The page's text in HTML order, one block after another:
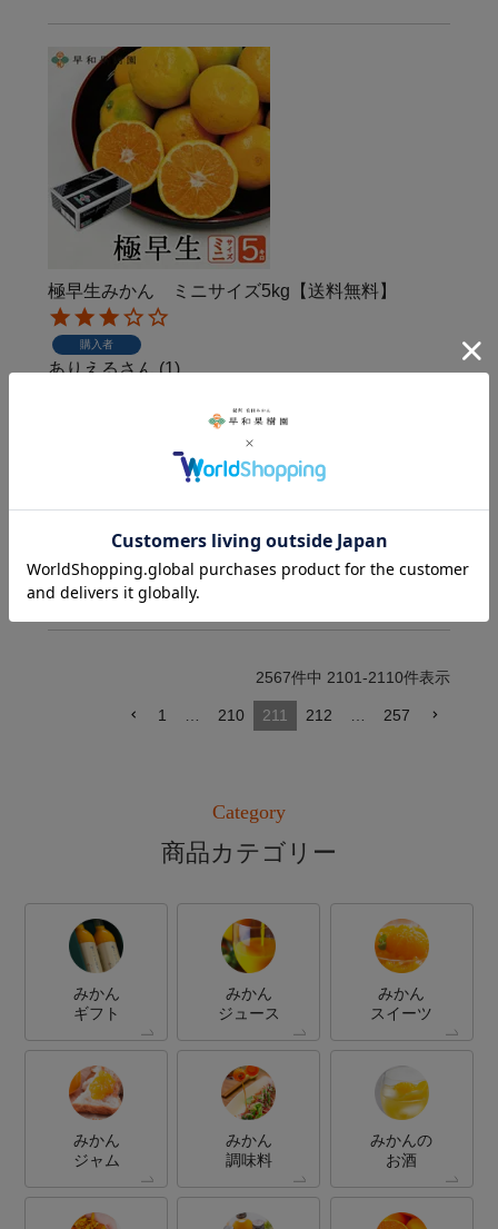
極早生みかん ミニサイズ5kg【送料無料】
購入者
ありえる
1
レビューが高かったので・・・期待しすぎた
のでしょうか
味は普通でした。甘さと酸味のバランスは良
いですが、味は薄く感じました。
2567件中 2101-2110件表示
1 210 211 212 257
Category
商品カテゴリー
みかん
ギフト
みかん
ジュース
みかん
スイーツ
みかん
ジャム
みかん
調味料
みかんの
お酒